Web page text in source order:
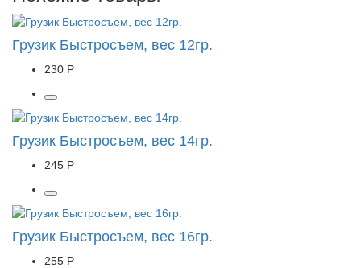
Грузик Быстросъем, вес 12гр.
230 Р
Грузик Быстросъем, вес 14гр.
245 Р
Грузик Быстросъем, вес 16гр.
255 Р